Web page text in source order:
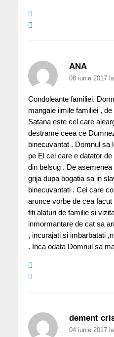
ANA
08 iunie 2017
Condoleante familiei.
mangaie iimile familiei ,
Satana este cel care
destrame ceea ce
binecuvantat . Domnul sa
pe El cel care e datator
din belsug . De
grija dupa bogatia sa in
binecuvantati . Cei care
arunce vorbe de cea
fiti alaturi de familie si
inmormantare de cat sa
, incurajati si imbarbatati
. Inca odata Domnul sa
dement
04 iunie 2017